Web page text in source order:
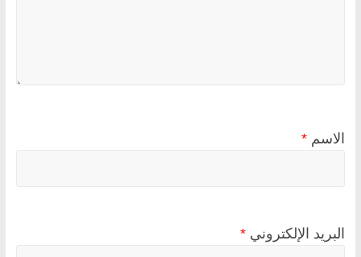
الاسم *
البريد الإلكتروني *